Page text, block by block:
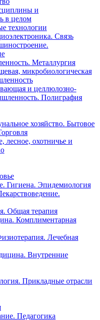
и
в целом
технологии
Связь
Металлургия
микробиологическая
и целлюлозно-
Полиграфия
хозяйство. Бытовое
лесное, охотничье и
Гигиена. Эпидемиология
Общая терапия
Комплиментарная
Лечебная
Внутренние
Прикладные отрасли
Педагогика